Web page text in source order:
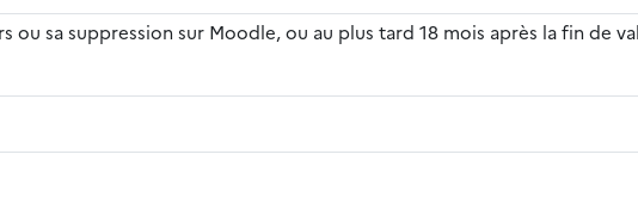
ou sa suppression sur Moodle, ou au plus tard 18 mois après la fin de